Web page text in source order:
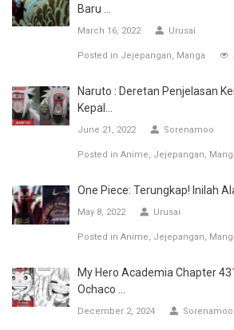
Baru ...
March 16, 2022 Urusai
Posted in Jejepangan Manga
Naruto : Deretan Penjelasan
Kepal...
June 21, 2022 Sorenamoo
Posted in Anime Jejepangan
One Piece: Terungkap! Inilah
May 8, 2022 Urusai
Posted in Anime Jejepangan
My Hero Academia Chapter
Ochaco ...
December 2, 2024 Sorenamoo